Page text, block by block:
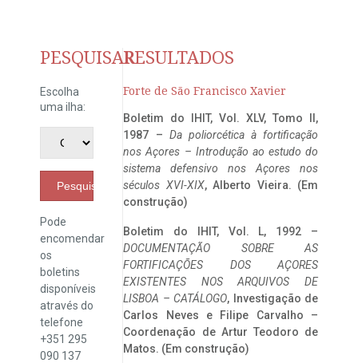
PESQUISAR
Escolha
uma ilha:
Pesquisar
Pode
encomendar
os
boletins
disponíveis
através do
telefone
+351 295
090 137
RESULTADOS
Forte de São Francisco Xavier
Boletim do IHIT, Vol. XLV, Tomo II,
1987 – Da poliorcética à fortificação
nos Açores – Introdução ao estudo do
sistema defensivo nos Açores nos
séculos XVI-XIX, Alberto Vieira. (Em
construção)
Boletim do IHIT, Vol. L, 1992 –
DOCUMENTAÇÃO SOBRE AS
FORTIFICAÇÕES DOS AÇORES
EXISTENTES NOS ARQUIVOS DE
LISBOA – CATÁLOGO, Investigação de
Carlos Neves e Filipe Carvalho –
Coordenação de Artur Teodoro de
Matos. (Em construção)